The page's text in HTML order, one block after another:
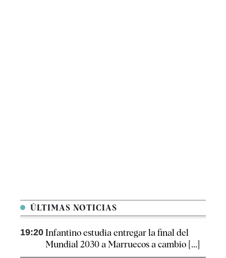
ÚLTIMAS NOTICIAS
19:20 Infantino estudia entregar la final del
Mundial 2030 a Marruecos a cambio [...]